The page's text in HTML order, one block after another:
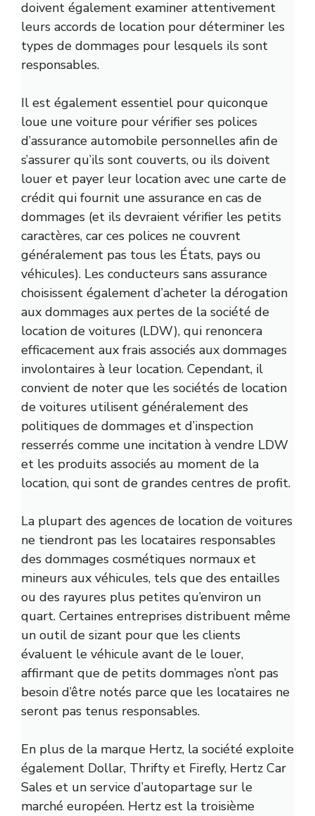
doivent également examiner attentivement
leurs accords de location pour déterminer les
types de dommages pour lesquels ils sont
responsables.
Il est également essentiel pour quiconque
loue une voiture pour vérifier ses polices
d’assurance automobile personnelles afin de
s’assurer qu’ils sont couverts, ou ils doivent
louer et payer leur location avec une carte de
crédit qui fournit une assurance en cas de
dommages (et ils devraient vérifier les petits
caractères, car ces polices ne couvrent
généralement pas tous les États, pays ou
véhicules). Les conducteurs sans assurance
choisissent également d’acheter la dérogation
aux dommages aux pertes de la société de
location de voitures (LDW), qui renoncera
efficacement aux frais associés aux dommages
involontaires à leur location. Cependant, il
convient de noter que les sociétés de location
de voitures utilisent généralement des
politiques de dommages et d’inspection
resserrés comme une incitation à vendre LDW
et les produits associés au moment de la
location, qui sont de grandes centres de profit.
La plupart des agences de location de voitures
ne tiendront pas les locataires responsables
des dommages cosmétiques normaux et
mineurs aux véhicules, tels que des entailles
ou des rayures plus petites qu’environ un
quart. Certaines entreprises distribuent même
un outil de sizant pour que les clients
évaluent le véhicule avant de le louer,
affirmant que de petits dommages n’ont pas
besoin d’être notés parce que les locataires ne
seront pas tenus responsables.
En plus de la marque Hertz, la société exploite
également Dollar, Thrifty et Firefly, Hertz Car
Sales et un service d’autopartage sur le
marché européen. Hertz est la troisième